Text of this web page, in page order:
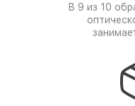
В 9 из 10